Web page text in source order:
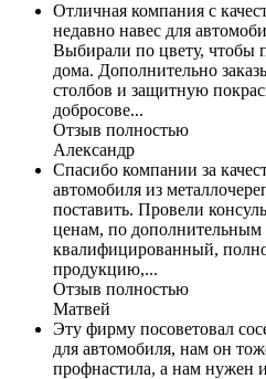
Отличная компания с
недавно навес для
Выбирали по цвету, чтобы
дома. Дополнительно
столбов и защитную
добросове...
Отзыв полностью
Александр
Спасибо компании за
автомобиля из
поставить. Провели
ценам, по
квалифицированный,
продукцию,...
Отзыв полностью
Матвей
Эту фирму посоветовал
для автомобиля, нам он
профнастила, а нам нужен